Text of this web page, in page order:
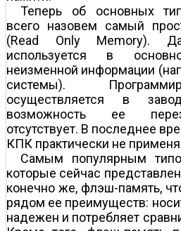
Теперь об основных
всего назовем самый
(Read Only Memory).
используется в
неизменной информации
системы).
осуществляется в
возможность ее
отсутствует. В последнее
КПК практически не
Самым популярным
которые сейчас
конечно же, флэш-память,
рядом ее преимуществ:
надежен и потребляет